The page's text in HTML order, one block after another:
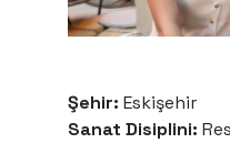
Şehir: Eskişehir
Sanat Disiplini: